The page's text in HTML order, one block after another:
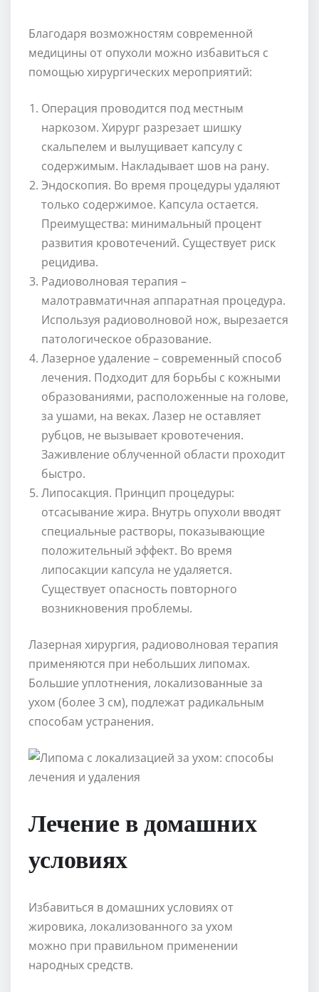
Благодаря возможностям современной
медицины от опухоли можно избавиться с
помощью хирургических мероприятий:
Операция проводится под местным
наркозом. Хирург разрезает шишку
скальпелем и вылущивает капсулу с
содержимым. Накладывает шов на рану.
Эндоскопия. Во время процедуры удаляют
только содержимое. Капсула остается.
Преимущества: минимальный процент
развития кровотечений. Существует риск
рецидива.
Радиоволновая терапия –
малотравматичная аппаратная процедура.
Используя радиоволновой нож, вырезается
патологическое образование.
Лазерное удаление – современный способ
лечения. Подходит для борьбы с кожными
образованиями, расположенные на голове,
за ушами, на веках. Лазер не оставляет
рубцов, не вызывает кровотечения.
Заживление облученной области проходит
быстро.
Липосакция. Принцип процедуры:
отсасывание жира. Внутрь опухоли вводят
специальные растворы, показывающие
положительный эффект. Во время
липосакции капсула не удаляется.
Существует опасность повторного
возникновения проблемы.
Лазерная хирургия, радиоволновая терапия
применяются при небольших липомах.
Большие уплотнения, локализованные за
ухом (более 3 см), подлежат радикальным
способам устранения.
Лечение в домашних
условиях
Избавиться в домашних условиях от
жировика, локализованного за ухом
можно при правильном применении
народных средств.